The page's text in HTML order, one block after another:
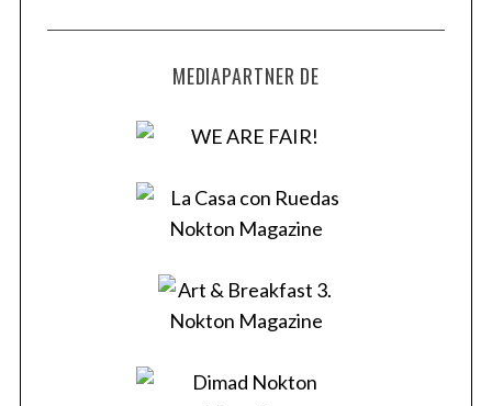
MEDIAPARTNER DE